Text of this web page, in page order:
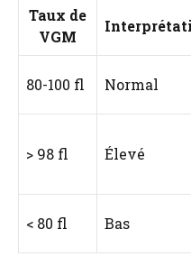
Taux de
VGM
80-100 fl Normal
> 98 fl Élevé
< 80 fl Bas